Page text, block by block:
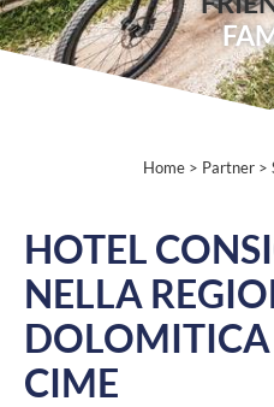
Home> Partner>
HOTEL
NELLA
DOLOMITICA
CIME